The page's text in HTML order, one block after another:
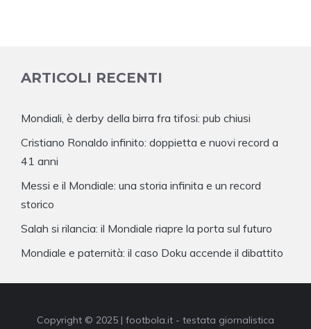
ARTICOLI RECENTI
Mondiali, è derby della birra fra tifosi: pub chiusi
Cristiano Ronaldo infinito: doppietta e nuovi record a
41 anni
Messi e il Mondiale: una storia infinita e un record
storico
Salah si rilancia: il Mondiale riapre la porta sul futuro
Mondiale e paternità: il caso Doku accende il dibattito
Copyright © 2025 | footbola.it - testata giornalistica